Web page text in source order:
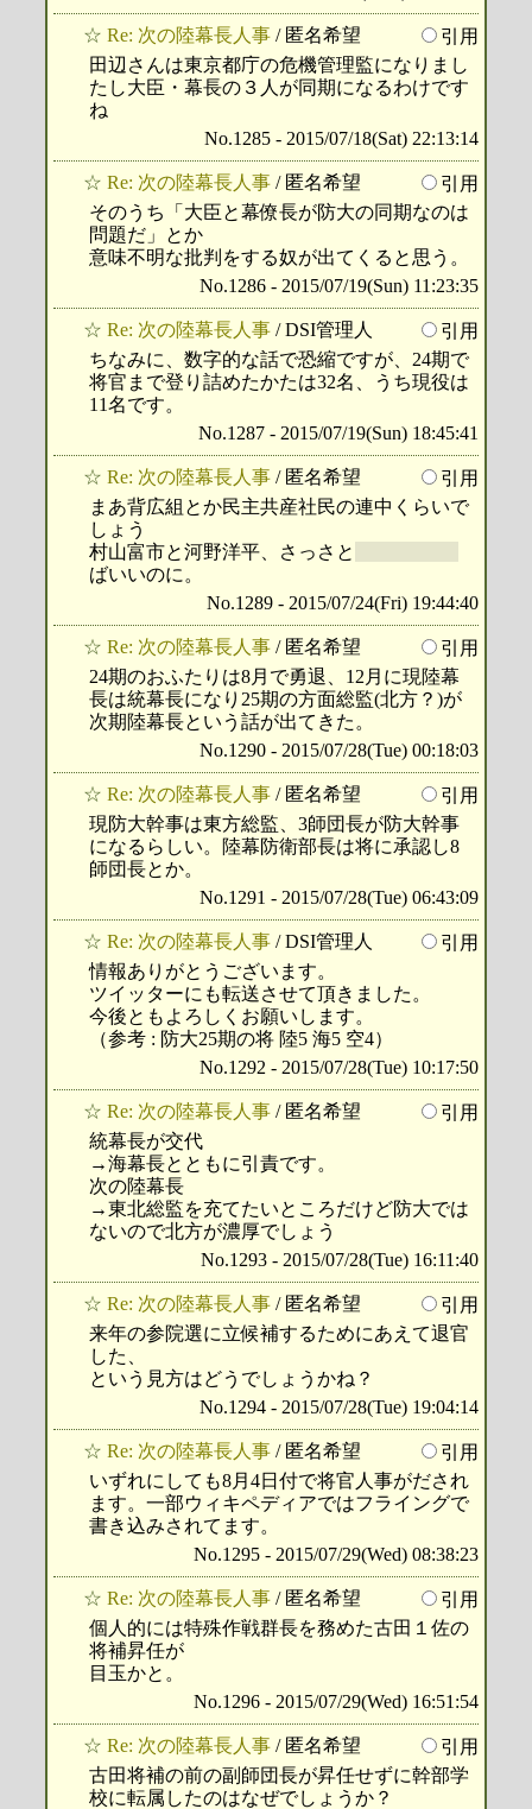
☆ Re: 次の陸幕長人事 / 匿名希望
引用
田辺さんは東京都庁の危機管理監になりまし
たし大臣・幕長の３人が同期になるわけです
ね
No.1285 - 2015/07/18(Sat) 22:13:14
☆ Re: 次の陸幕長人事 / 匿名希望
引用
そのうち「大臣と幕僚長が防大の同期なのは
問題だ」とか
意味不明な批判をする奴が出てくると思う。
No.1286 - 2015/07/19(Sun) 11:23:35
☆ Re: 次の陸幕長人事 / DSI管理人
引用
ちなみに、数字的な話で恐縮ですが、24期で
将官まで登り詰めたかたは32名、うち現役は
11名です。
No.1287 - 2015/07/19(Sun) 18:45:41
☆ Re: 次の陸幕長人事 / 匿名希望
引用
まあ背広組とか民主共産社民の連中くらいで
しょう
村山富市と河野洋平、さっさと
ばいいのに。
No.1289 - 2015/07/24(Fri) 19:44:40
☆ Re: 次の陸幕長人事 / 匿名希望
引用
24期のおふたりは8月で勇退、12月に現陸幕
長は統幕長になり25期の方面総監(北方？)が
次期陸幕長という話が出てきた。
No.1290 - 2015/07/28(Tue) 00:18:03
☆ Re: 次の陸幕長人事 / 匿名希望
引用
現防大幹事は東方総監、3師団長が防大幹事
になるらしい。陸幕防衛部長は将に承認し8
師団長とか。
No.1291 - 2015/07/28(Tue) 06:43:09
☆ Re: 次の陸幕長人事 / DSI管理人
引用
情報ありがとうございます。
ツイッターにも転送させて頂きました。
今後ともよろしくお願いします。
（参考 : 防大25期の将 陸5 海5 空4）
No.1292 - 2015/07/28(Tue) 10:17:50
☆ Re: 次の陸幕長人事 / 匿名希望
引用
統幕長が交代
→海幕長とともに引責です。
次の陸幕長
→東北総監を充てたいところだけど防大では
ないので北方が濃厚でしょう
No.1293 - 2015/07/28(Tue) 16:11:40
☆ Re: 次の陸幕長人事 / 匿名希望
引用
来年の参院選に立候補するためにあえて退官
した、
という見方はどうでしょうかね？
No.1294 - 2015/07/28(Tue) 19:04:14
☆ Re: 次の陸幕長人事 / 匿名希望
引用
いずれにしても8月4日付で将官人事がだされ
ます。一部ウィキペディアではフライングで
書き込みされてます。
No.1295 - 2015/07/29(Wed) 08:38:23
☆ Re: 次の陸幕長人事 / 匿名希望
引用
個人的には特殊作戦群長を務めた古田１佐の
将補昇任が
目玉かと。
No.1296 - 2015/07/29(Wed) 16:51:54
☆ Re: 次の陸幕長人事 / 匿名希望
引用
古田将補の前の副師団長が昇任せずに幹部学
校に転属したのはなぜでしょうか？